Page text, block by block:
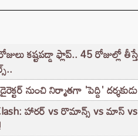
కష్టపడ్డా ఫ్లాప్.. 45 రోజుల్లో
నుంచి నిర్మాతగా 'పెద్ది'
హారర్ vs రొమాన్స్ vs మాస్